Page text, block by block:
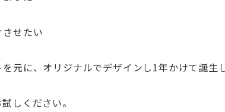
せたい
元に、 オリジナルでデザインし1年かけて誕生
しください。